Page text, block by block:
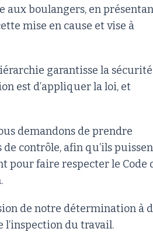
aux boulangers, en
mise en cause et vise à
garantisse la
est d’appliquer la loi, et
demandons de prendre
contrôle, afin qu’ils
pour faire respecter le Code
de notre détermination à
l’inspection du travail.